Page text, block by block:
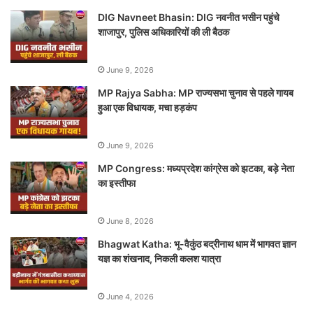
DIG Navneet Bhasin: DIG नवनीत भसीन पहुंचे
शाजापुर, पुलिस अधिकारियों की ली बैठक
June 9, 2026
MP Rajya Sabha: MP राज्यसभा चुनाव से पहले गायब
हुआ एक विधायक, मचा हड़कंप
June 9, 2026
MP Congress: मध्यप्रदेश कांग्रेस को झटका, बड़े नेता
का इस्तीफा
June 8, 2026
Bhagwat Katha: भू-वैकुंठ बद्रीनाथ धाम में भागवत ज्ञान
यज्ञ का शंखनाद, निकली कलश यात्रा
June 4, 2026